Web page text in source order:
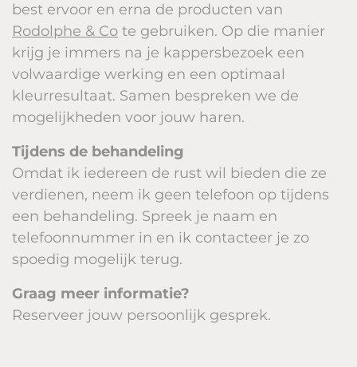
best ervoor en erna de producten van
Rodolphe & Co te gebruiken. Op die manier
krijg je immers na je kappersbezoek een
volwaardige werking en een optimaal
kleurresultaat. Samen bespreken we de
mogelijkheden voor jouw haren.
Tijdens de behandeling
Omdat ik iedereen de rust wil bieden die ze
verdienen, neem ik geen telefoon op tijdens
een behandeling. Spreek je naam en
telefoonnummer in en ik contacteer je zo
spoedig mogelijk terug.
Graag meer informatie?
Reserveer jouw persoonlijk gesprek.